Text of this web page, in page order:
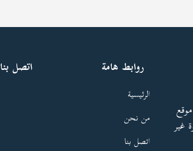
غير
روابط هامة
الرئيسية
من نحن
اتصل بنا
اتصل بنا